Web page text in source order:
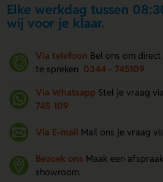
Elke werkdag tussen
wij voor je klaar.
Via telefoon Bel ons om
te spreken 0344 - 745109
Via Whatsapp Stel je vraag
745 109
Via E-mail Mail ons je vraag
Bezoek ons Maak een
showroom.